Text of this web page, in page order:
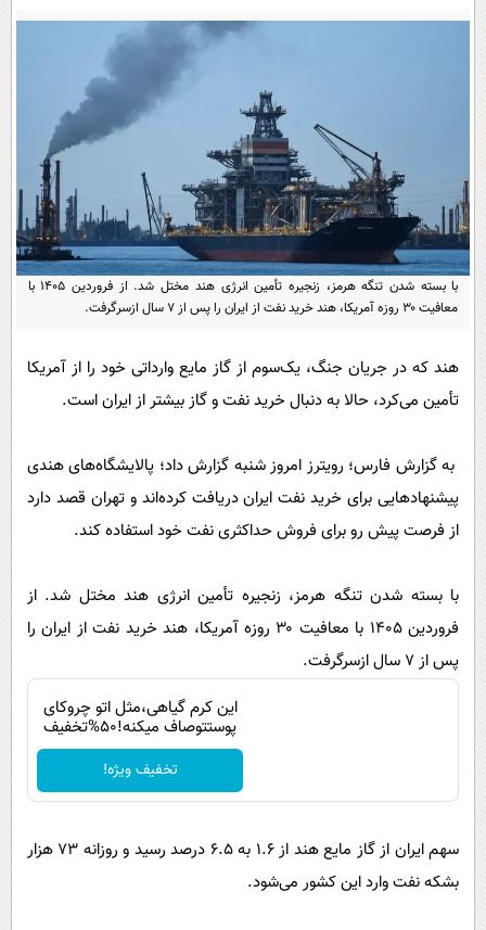
یک برش دانایی
محیط زیست
سفر و تفریح
فرهنگ و هنر
علم و دانش
فناوری و It
علمی
اخبار کریپتو
قرآن
گوناگون
سرگرمی
باشگاه مغز
مجله تصویری سلاح
فیلم
اقتصاد
ورزش
سرگرمی
گوناگون
حوادث
سلامت
فرهنگی
اجتماعی
حیات وحش
سیاست خارجی
عصر ایران 2
خواندنی ها و دیدنی ها
آشپزی
دانلود
آموزش زبان
با بسته شدن تنگه هرمز، زنجیره تأمین انرژی هند مختل شد. از فروردین ۱۴۰۵ با
معافیت ۳۰ روزه آمریکا، هند خرید نفت از ایران را پس از ۷ سال ازسرگرفت.
هند که در جریان جنگ، یک‌سوم از گاز مایع وارداتی خود را از آمریکا
تأمین می‌کرد، حالا به دنبال خرید نفت و گاز بیشتر از ایران است.
به گزارش فارس؛ رویترز امروز شنبه گزارش داد؛‌ پالایشگاه‌های هندی
پیشنهادهایی برای خرید نفت ایران دریافت کرده‌اند و تهران قصد دارد
از فرصت پیش رو برای فروش حداکثری نفت خود استفاده کند.
با بسته شدن تنگه هرمز، زنجیره تأمین انرژی هند مختل شد. از
فروردین ۱۴۰۵ با معافیت ۳۰ روزه آمریکا، هند خرید نفت از ایران را
پس از ۷ سال ازسرگرفت.
این کرم گیاهی،مثل اتو چروکای
پوستتوصاف میکنه!50%تخفیف
تخفیف ویژه!
سهم ایران از گاز مایع هند از ۱.۶ به ۶.۵ درصد رسید و روزانه ۷۳ هزار
بشکه نفت وارد این کشور می‌شود.